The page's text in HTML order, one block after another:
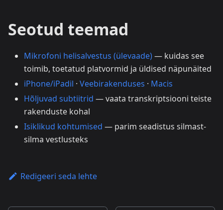
Seotud teemad
Mikrofoni helisalvestus (ülevaade)— kuidas see
toimib, toetatud platvormid ja üldised näpunäited
iPhone/iPadil · Veebirakenduses · Macis
Hõljuvad subtiitrid — vaata transkriptsiooni teiste
rakenduste kohal
Isiklikud kohtumised — parim seadistus silmast-
silma vestlusteks
Redigeeri seda lehte